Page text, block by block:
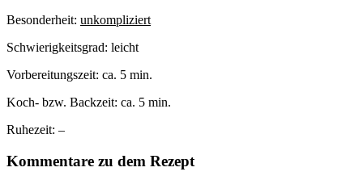
Besonderheit: unkompliziert
Schwierigkeitsgrad: leicht
Vorbereitungszeit: ca. 5 min.
Koch- bzw. Backzeit: ca. 5 min.
Ruhezeit: –
Kommentare zu dem Rezept